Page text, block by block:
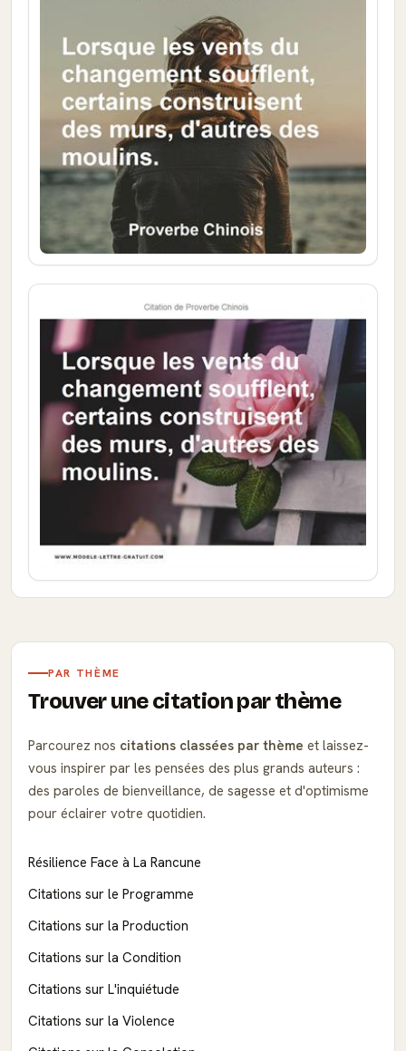
PAR THÈME
Trouver une citation par thème
Parcourez nos citations classées par thème et laissez-
vous inspirer par les pensées des plus grands auteurs :
des paroles de bienveillance, de sagesse et d'optimisme
pour éclairer votre quotidien.
Résilience Face à La Rancune
Citations sur le Programme
Citations sur la Production
Citations sur la Condition
Citations sur L'inquiétude
Citations sur la Violence